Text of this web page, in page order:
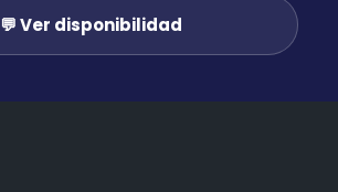
💬 Ver disponibilidad